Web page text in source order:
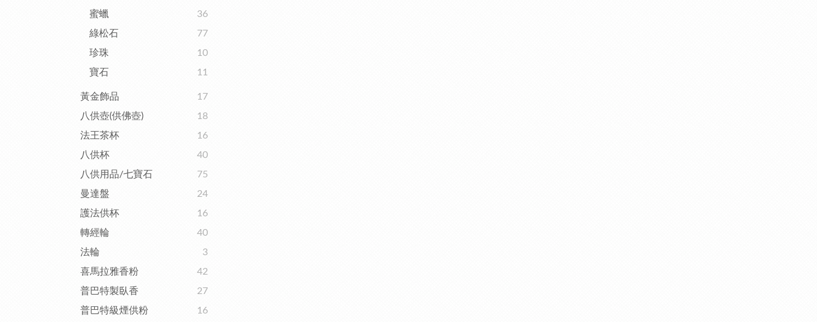
蜜蠟
36
綠松石
77
珍珠
10
寶石
11
黃金飾品
17
八供壺(供佛壺)
18
法王茶杯
16
八供杯
40
八供用品/七寶石
75
曼達盤
24
護法供杯
16
轉經輪
40
法輪
3
喜馬拉雅香粉
42
普巴特製臥香
27
普巴特級煙供粉
16